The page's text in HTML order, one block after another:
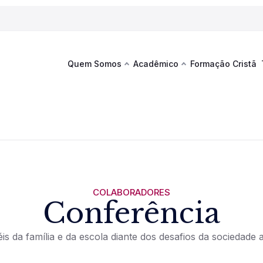
Quem Somos
Documentos Institucionais
Acadêmico Formação Cristã
COLABORADORES
Conferência
da família e da escola diante dos desafios da sociedade